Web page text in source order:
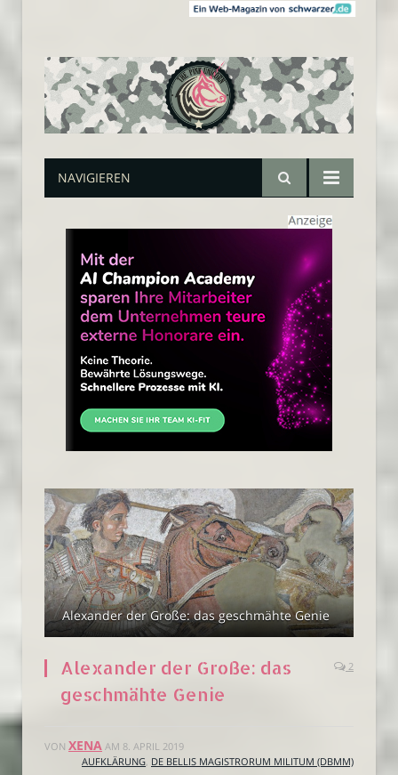
NAVIGIEREN
Alexander der Große: das geschmähte Genie
Alexander der Große: das
geschmähte Genie
2
VON XENA AM 8. APRIL 2019
AUFKLÄRUNG DE BELLIS MAGISTRORUM MILITUM (DBMM)